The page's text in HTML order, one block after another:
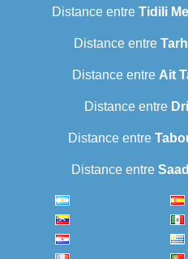
Distance entre Tidili
Distance entre
Distance entre Ait
Distance entre
Distance entre
Distance entre